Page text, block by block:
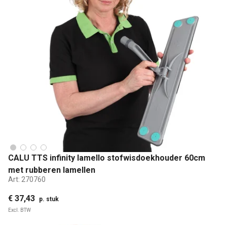
CALU TTS infinity lamello stofwisdoekhouder 60cm
met rubberen lamellen
Art: 270760
€ 37,43 p. stuk
Excl. BTW